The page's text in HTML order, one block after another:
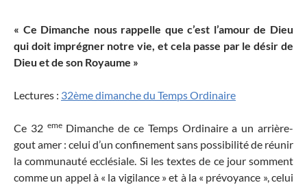
« Ce Dimanche nous rappelle que c’est l’amour de Dieu
qui doit imprégner notre vie, et cela passe par le désir de
Dieu et de son Royaume »
Lectures : 32ème dimanche du Temps Ordinaire
Ce 32 emeDimanche de ce Temps Ordinaire a un arrière-
gout amer : celui d’un confinement sans possibilité de réunir
la communauté ecclésiale. Si les textes de ce jour somment
comme un appel à « la vigilance » et à la « prévoyance », celui